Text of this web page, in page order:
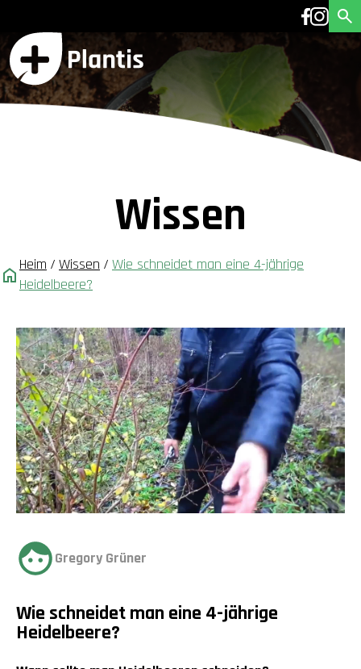
Wissen
Heim / Wissen / Wie schneidet man eine 4-jährige
Heidelbeere?
Gregory Grüner
Wie schneidet man eine 4-jährige
Heidelbeere?